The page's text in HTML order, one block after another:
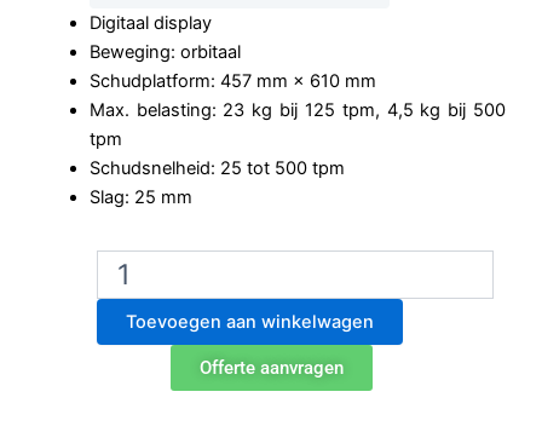
Digitaal display
Beweging: orbitaal
Schudplatform: 457 mm × 610 mm
Max. belasting: 23 kg bij 125 tpm, 4,5 kg bij 500
tpm
Schudsnelheid: 25 tot 500 tpm
Slag: 25 mm
Ohaus
SHHD2325DG
orbitale
schudder
Toevoegen aan winkelwagen
Offerte aanvragen